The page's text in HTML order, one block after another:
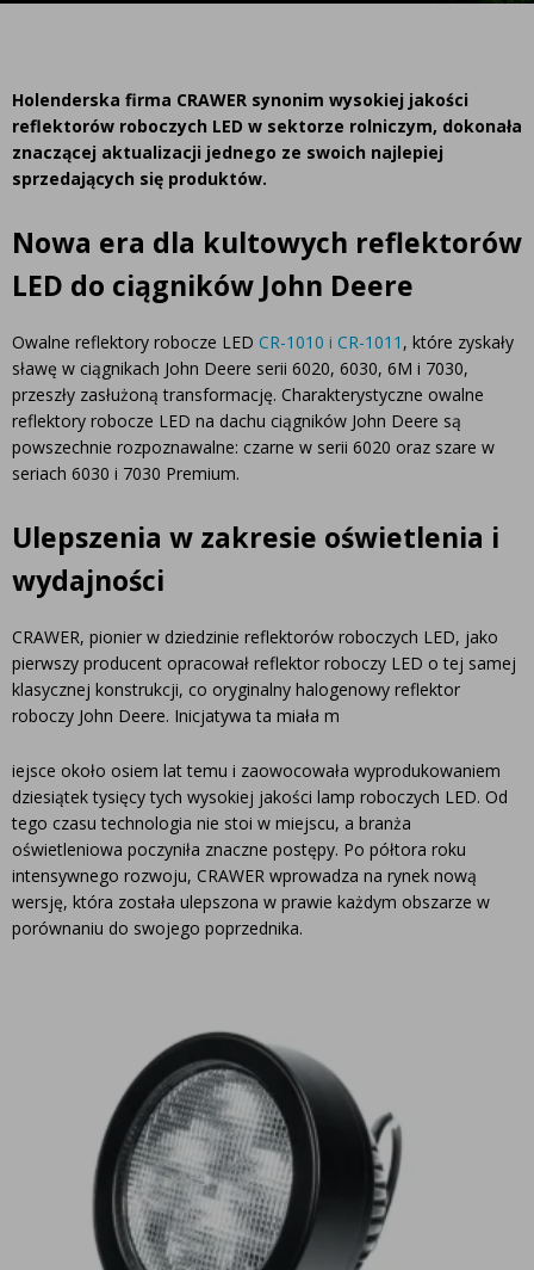
Holenderska firma CRAWER synonim wysokiej jakości
reflektorów roboczych LED w sektorze rolniczym, dokonała
znaczącej aktualizacji jednego ze swoich najlepiej
sprzedających się produktów.
Nowa era dla kultowych reflektorów
LED do ciągników John Deere
Owalne reflektory robocze LED CR-1010 i CR-1011 , które zyskały
sławę w ciągnikach John Deere serii 6020, 6030, 6M i 7030,
przeszły zasłużoną transformację. Charakterystyczne owalne
reflektory robocze LED na dachu ciągników John Deere są
powszechnie rozpoznawalne: czarne w serii 6020 oraz szare w
seriach 6030 i 7030 Premium.
Ulepszenia w zakresie oświetlenia i
wydajności
CRAWER, pionier w dziedzinie reflektorów roboczych LED, jako
pierwszy producent opracował reflektor roboczy LED o tej samej
klasycznej konstrukcji, co oryginalny halogenowy reflektor
roboczy John Deere. Inicjatywa ta miała m
iejsce około osiem lat temu i zaowocowała wyprodukowaniem
dziesiątek tysięcy tych wysokiej jakości lamp roboczych LED. Od
tego czasu technologia nie stoi w miejscu, a branża
oświetleniowa poczyniła znaczne postępy. Po półtora roku
intensywnego rozwoju, CRAWER wprowadza na rynek nową
wersję, która została ulepszona w prawie każdym obszarze w
porównaniu do swojego poprzednika.